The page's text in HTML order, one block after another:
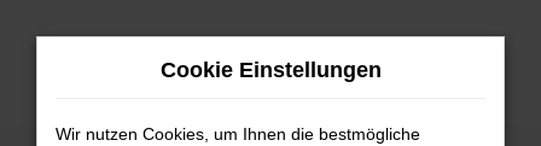
Zum
Cookie Einstellungen
Wir nutzen Cookies, um Ihnen die bestmögliche